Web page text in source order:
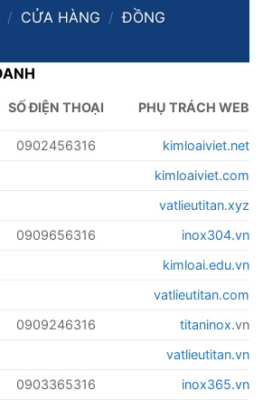
/ CỬA HÀNG / ĐỒNG
SỐ ĐIỆN THOẠI PHỤ TRÁCH WEB
0902456316
kimloaiviet.net
kimloaiviet.com
vatlieutitan.xyz
0909656316
inox304.vn
kimloai.edu.vn
vatlieutitan.com
0909246316 titaninox.vn
vatlieutitan.vn
0903365316
inox365.vn